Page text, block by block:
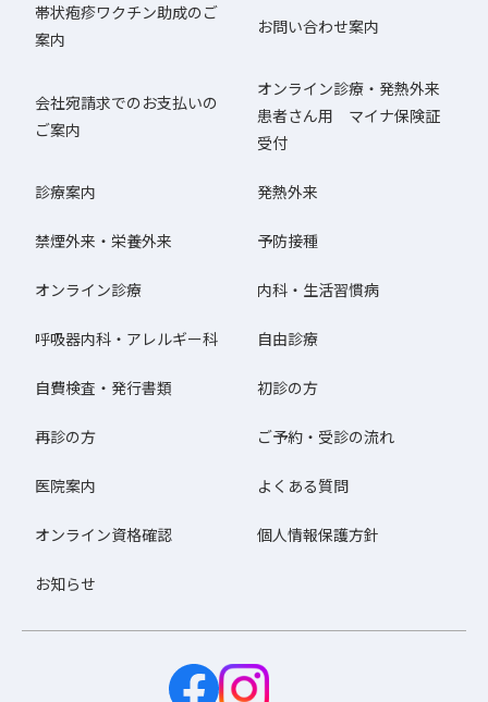
帯状疱疹ワクチン助成のご
案内
お問い合わせ案内
会社宛請求でのお支払いの
ご案内
オンライン診療・発熱外来
患者さん用 マイナ保険証
受付
診療案内 発熱外来
禁煙外来・栄養外来 予防接種
オンライン診療 内科・生活習慣病
呼吸器内科・アレルギー科 自由診療
自費検査・発行書類 初診の方
再診の方 ご予約・受診の流れ
医院案内 よくある質問
オンライン資格確認 個人情報保護方針
お知らせ